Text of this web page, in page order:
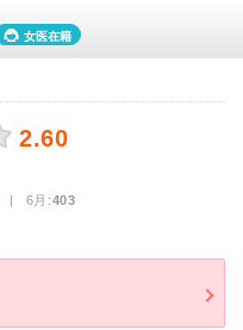
女医在籍
2.60
| 6月:403